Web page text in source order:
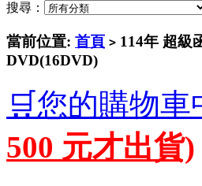
搜尋：
當前位置: 首頁 > 114年 超級
DVD(16DVD)
🛒您的購物
500 元才出貨)